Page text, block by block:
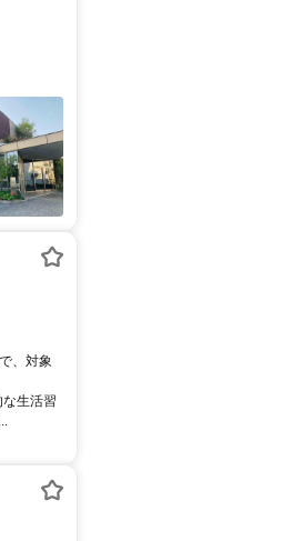
、対象
生活習